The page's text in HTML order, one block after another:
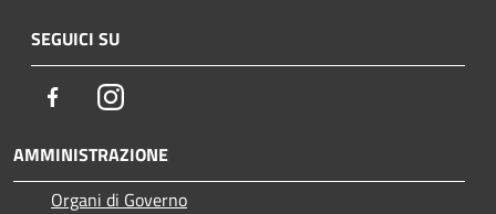
SEGUICI SU
FacebookInstagram
AMMINISTRAZIONE
Organi di Governo